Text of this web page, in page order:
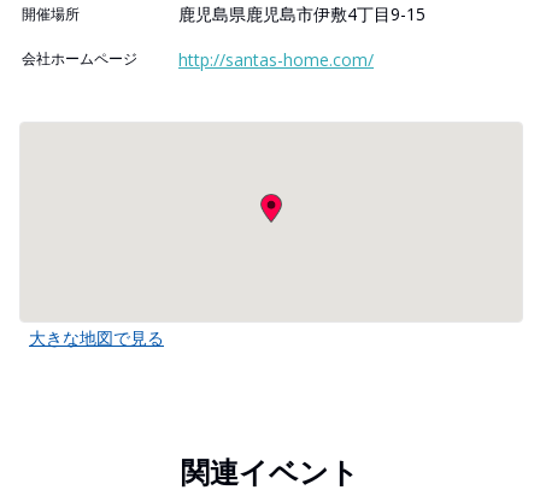
開催場所 鹿児島県鹿児島市伊敷4丁目9-15
会社ホームページ http://santas-home.com/
大きな地図で見る
関連イベント